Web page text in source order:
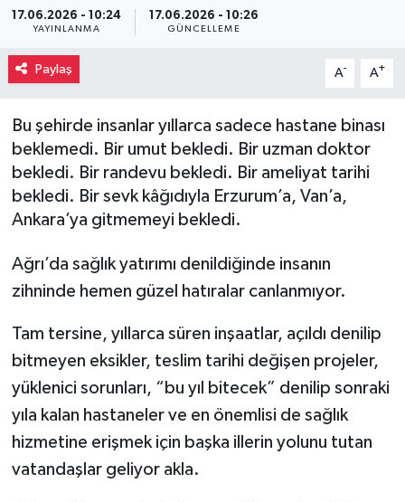
17.06.2026 - 10:24
YAYINLANMA
17.06.2026 - 10:26
GÜNCELLEME
Paylaş A- A+
Bu şehirde insanlar yıllarca sadece hastane binası
beklemedi. Bir umut bekledi. Bir uzman doktor
bekledi. Bir randevu bekledi. Bir ameliyat tarihi
bekledi. Bir sevk kâğıdıyla Erzurum’a, Van’a,
Ankara’ya gitmemeyi bekledi.
Ağrı’da sağlık yatırımı denildiğinde insanın
zihninde hemen güzel hatıralar canlanmıyor.
Tam tersine, yıllarca süren inşaatlar, açıldı denilip
bitmeyen eksikler, teslim tarihi değişen projeler,
yüklenici sorunları, “bu yıl bitecek” denilip sonraki
yıla kalan hastaneler ve en önemlisi de sağlık
hizmetine erişmek için başka illerin yolunu tutan
vatandaşlar geliyor akla.